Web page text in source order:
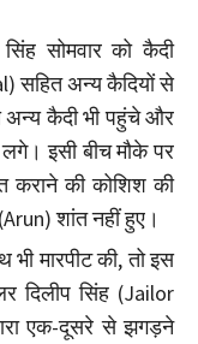
सोमवार को कैदी
सहित अन्य कैदियों से
अन्य कैदी भी पहुंचे और
इसी बीच मौके पर
कराने की कोशिश की
शांत नहीं हुए।
मारपीट की, तो इस
दिलीप सिंह (Jailor
एक-दूसरे से झगड़ने